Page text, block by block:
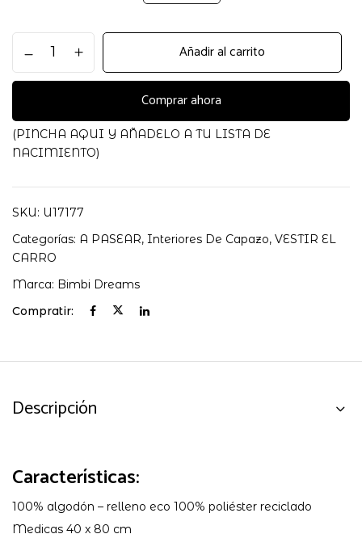
CAPAZO
MATALASE
BIMBIDREAMS
cantidad
Añadir al carrito
Comprar ahora
(PINCHA AQUI Y AÑADELO A TU LISTA DE
NACIMIENTO)
SKU: U17177
Categorías: A PASEAR, Interiores De Capazo, VESTIR EL
CARRO
Marca: Bimbi Dreams
Compratir:
Descripción
Características:
100% algodón – relleno eco 100% poliéster reciclado
Medicas 40 x 80 cm